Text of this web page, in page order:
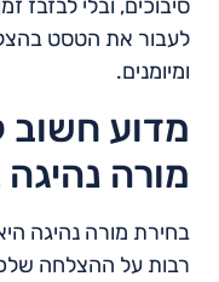
סיבוכים, ובלי לבזבז
לעבור את הטסט
ומיומנים.
מדוע חשוב
מורה
בחירת מורה נהיגה
רבות על ההצלחה